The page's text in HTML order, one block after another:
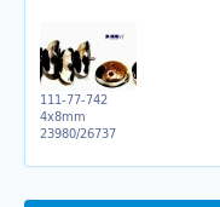
111-77-742
4x8mm
23980/26737